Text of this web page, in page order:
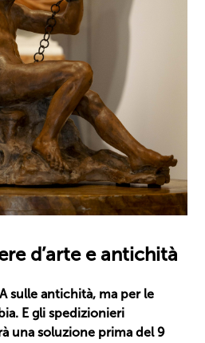
d’arte e antichità
sulle antichità, ma per le
E gli spedizionieri
una soluzione prima del 9